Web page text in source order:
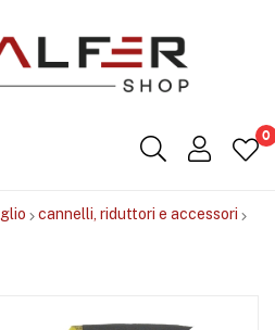
0
cannelli, riduttori e accessori